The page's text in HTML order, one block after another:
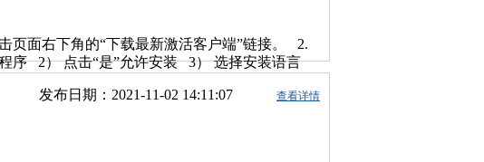
页面右下角的“下载最新激活客户端”链接。 2.
序 2） 点击“是”允许安装 3） 选择安装语言
钮。 2） 登录成功后，软件自动弹出商品激活
右下角会弹出激活成功或失败的提示 至此，
继续保留此激活客户端。
发布日期：2021-11-02 14:11:07 查看详情